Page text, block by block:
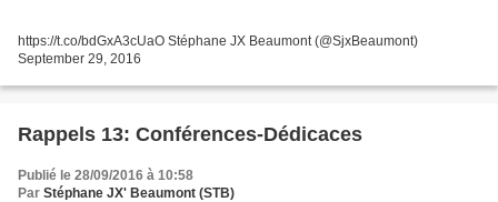
https://t.co/bdGxA3cUaO Stéphane JX Beaumont (@SjxBeaumont)
September 29, 2016
Rappels 13: Conférences-Dédicaces
Publié le 28/09/2016 à 10:58
Par Stéphane JX' Beaumont (STB)